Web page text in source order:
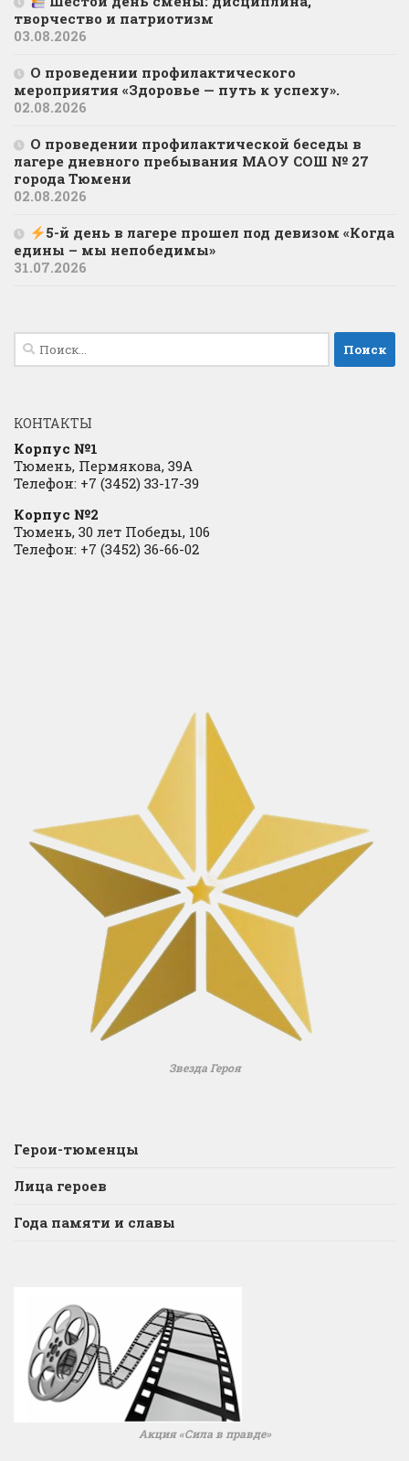
творчество и патриотизм
03.08.2026
О проведении профилактического
мероприятия «Здоровье — путь к успеху».
02.08.2026
О проведении профилактической беседы в
лагере дневного пребывания МАОУ СОШ № 27
города Тюмени
02.08.2026
5-й день в лагере прошел под девизом «Когда
едины – мы непобедимы»
31.07.2026
Найти:
КОНТАКТЫ
Корпус №1
Тюмень, Пермякова, 39А
Телефон: +7 (3452) 33-17-39
Корпус №2
Тюмень, 30 лет Победы, 106
Телефон: +7 (3452) 36-66-02
Звезда Героя
Герои-тюменцы
Лица героев
Года памяти и славы
Акция «Сила в правде»